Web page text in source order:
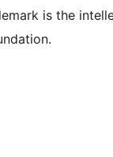
is the